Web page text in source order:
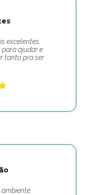
excelentes.
para ajudar e
tanto pra ser